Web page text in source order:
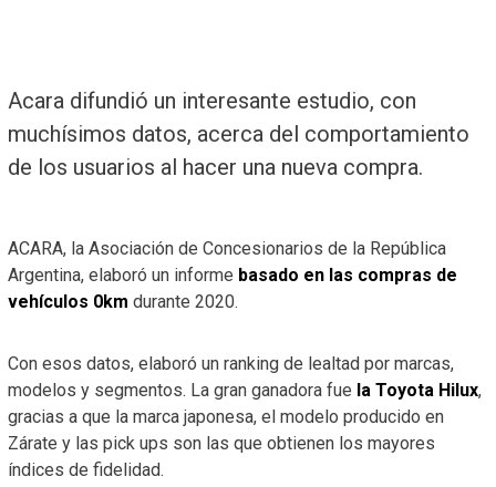
Acara difundió un interesante estudio, con
muchísimos datos, acerca del comportamiento
de los usuarios al hacer una nueva compra.
ACARA, la Asociación de Concesionarios de la República
Argentina, elaboró un informe basado en las compras de
vehículos 0km durante 2020.
Con esos datos, elaboró un ranking de lealtad por marcas,
modelos y segmentos. La gran ganadora fue la Toyota Hilux,
gracias a que la marca japonesa, el modelo producido en
Zárate y las pick ups son las que obtienen los mayores
índices de fidelidad.